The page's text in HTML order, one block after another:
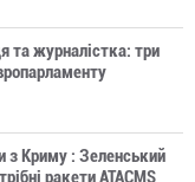
та журналістка: три
з Криму : Зеленський
ракети ATACMS